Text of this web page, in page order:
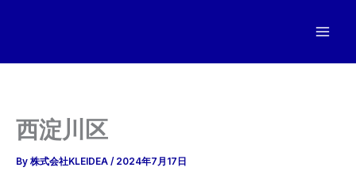
西淀川区
By 株式会社KLEIDEA / 2024年7月17日